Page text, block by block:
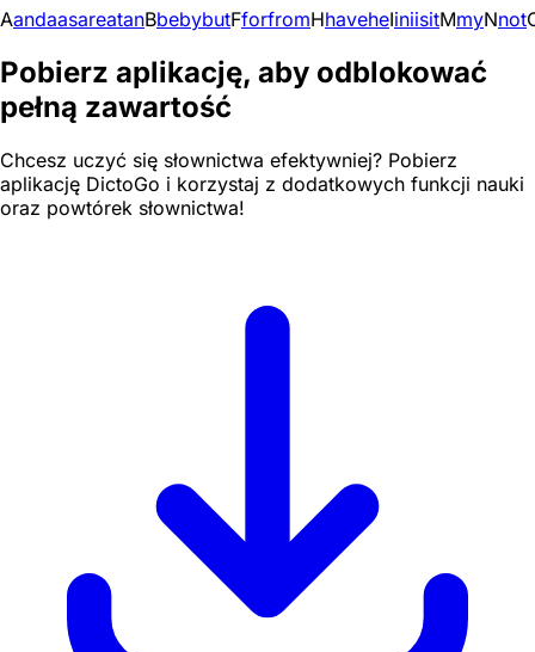
AandaasareatanBbebybutFforfromHhaveheIiniisitMmyNnot
Pobierz aplikację, aby odblokować
pełną zawartość
Chcesz uczyć się słownictwa efektywniej? Pobierz
aplikację DictoGo i korzystaj z dodatkowych funkcji nauki
oraz powtórek słownictwa!